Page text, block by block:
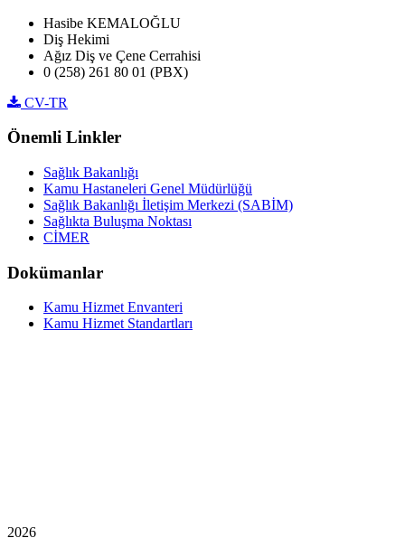
Hasibe KEMALOĞLU
Diş Hekimi
Ağız Diş ve Çene Cerrahisi
0 (258) 261 80 01 (PBX)
CV-TR
Önemli Linkler
Sağlık Bakanlığı
Kamu Hastaneleri Genel Müdürlüğü
Sağlık Bakanlığı İletişim Merkezi (SABİM)
Sağlıkta Buluşma Noktası
CİMER
Dokümanlar
Kamu Hizmet Envanteri
Kamu Hizmet Standartları
2026